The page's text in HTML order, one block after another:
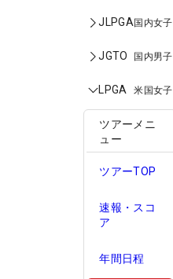
JLPGA国内女子
JGTO 国内男子
LPGA 米国女子
ツアーメニ
ュー
ツアーTOP
速報・スコ
ア
年間日程